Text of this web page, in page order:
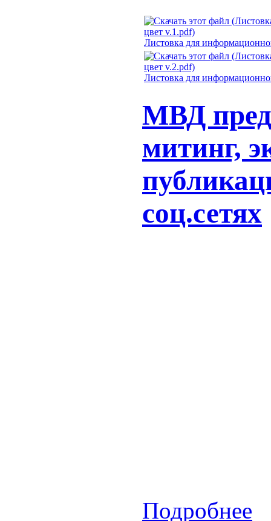
Листовка для
Листовка для
МВД
митинг,
соц.сетях
Подробнее